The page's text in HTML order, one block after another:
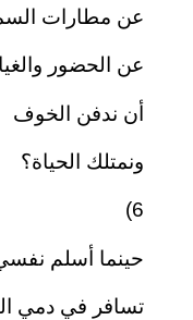
عن مطارات
عن الحضور
أن ندفن الخوف
ونمتلك الحياة؟
6)
حينما أسلم
تسافر في دمي